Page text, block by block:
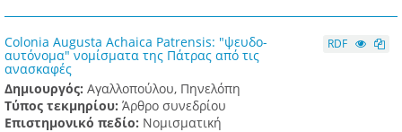
Colonia Augusta Achaica Patrensis: "ψευδο-
αυτόνομα" νομίσματα της Πάτρας από τις
ανασκαφές
Δημιουργός: Αγαλλοπούλου, Πηνελόπη
Τύπος τεκμηρίου: Άρθρο συνεδρίου
Επιστημονικό πεδίο: Νομισματική
RDF